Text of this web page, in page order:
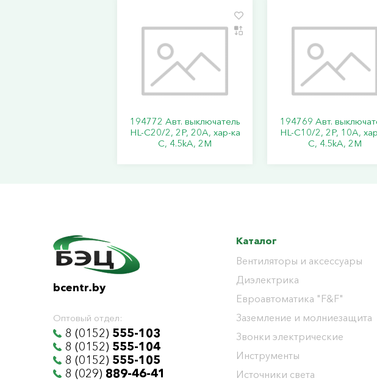
194772 Авт. выключатель
HL-C20/2, 2P, 20A, хар-ка
C, 4.5kA, 2M
194769 Авт.
HL-C10/2, 2P, 10A,
C, 4.5kA, 2M
bcentr.by
Оптовый отдел:
8 (0152) 555-103
8 (0152) 555-104
8 (0152) 555-105
8 (029) 889-46-41
Каталог
Вентиляторы и аксессуары
Диэлектрика
Евроавтоматика "F&F"
Заземление и молниезащита
Звонки электрические
Инструменты
Источники света